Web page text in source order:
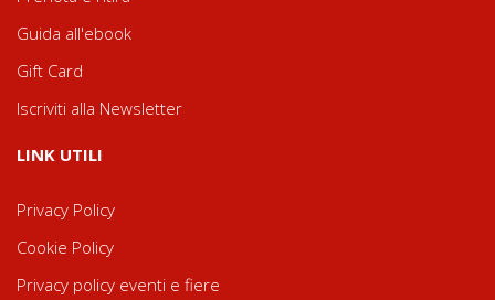
Guida all'ebook
Gift Card
Iscriviti alla Newsletter
LINK UTILI
Privacy Policy
Cookie Policy
Privacy policy eventi e fiere